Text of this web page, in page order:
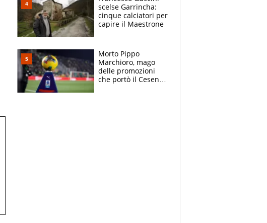
Francesca
Insegnante e il
fratello calciatore
scelse Garrincha:
cinque calciatori per
capire il Maestrone
Morto Pippo
Marchioro, mago
delle promozioni
che portò il Cesena